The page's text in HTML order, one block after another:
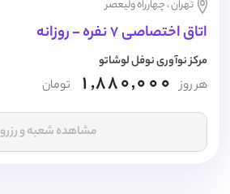
تهران ، چهارراه ولیعصر
اتاق اختصاصی 7 نفره - روزانه
مرکز نوآوری نوفل لوشاتو
هر روز 1,880,000 تومان
مشاهده شعبه و رزرو